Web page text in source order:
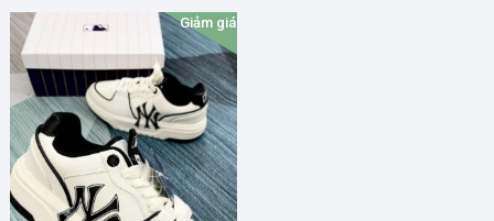
Giảm giá!